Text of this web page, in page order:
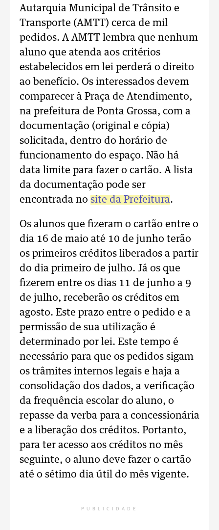
Autarquia Municipal de Trânsito e
Transporte (AMTT) cerca de mil
pedidos. A AMTT lembra que nenhum
aluno que atenda aos critérios
estabelecidos em lei perderá o direito
ao benefício. Os interessados devem
comparecer à Praça de Atendimento,
na prefeitura de Ponta Grossa, com a
documentação (original e cópia)
solicitada, dentro do horário de
funcionamento do espaço. Não há
data limite para fazer o cartão. A lista
da documentação pode ser
encontrada no site da Prefeitura.
Os alunos que fizeram o cartão entre o
dia 16 de maio até 10 de junho terão
os primeiros créditos liberados a partir
do dia primeiro de julho. Já os que
fizerem entre os dias 11 de junho a 9
de julho, receberão os créditos em
agosto. Este prazo entre o pedido e a
permissão de sua utilização é
determinado por lei. Este tempo é
necessário para que os pedidos sigam
os trâmites internos legais e haja a
consolidação dos dados, a verificação
da frequência escolar do aluno, o
repasse da verba para a concessionária
e a liberação dos créditos. Portanto,
para ter acesso aos créditos no mês
seguinte, o aluno deve fazer o cartão
até o sétimo dia útil do mês vigente.
PUBLICIDADE